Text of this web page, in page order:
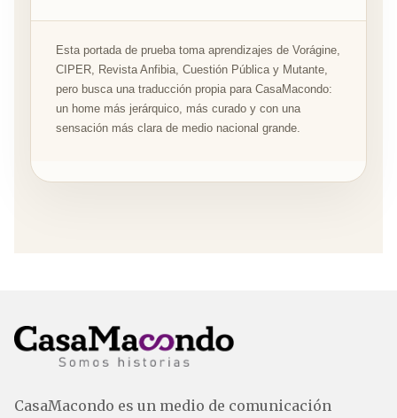
Esta portada de prueba toma aprendizajes de Vorágine,
CIPER, Revista Anfibia, Cuestión Pública y Mutante,
pero busca una traducción propia para CasaMacondo:
un home más jerárquico, más curado y con una
sensación más clara de medio nacional grande.
CasaMacondo es un medio de comunicación